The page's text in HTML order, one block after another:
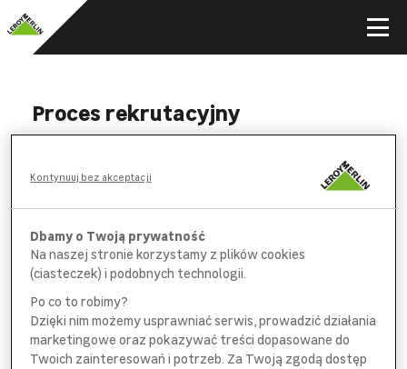
Proces rekrutacyjny
ankietę na wybranych stanowiskach
POROZMAWIAJ
z pracownikiem działu rekrutacji
SPOTKAJ SIĘ
z bezpośrednimprzełożonym
Dbamy o Twoją prywatność
Na naszej stronie korzystamy z plików cookies
(ciasteczek) i podobnych technologii.
Po co to robimy?
Dzięki nim możemy usprawniać serwis, prowadzić działania
marketingowe oraz pokazywać treści dopasowane do
Twoich zainteresowań i potrzeb. Za Twoją zgodą dostęp
Kontynuuj bez akceptacji